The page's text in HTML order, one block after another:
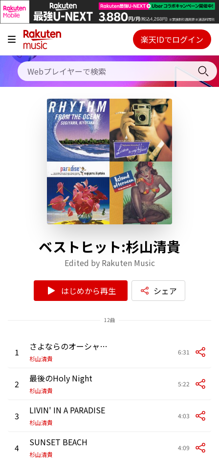
キャンペーン
料金プラン
使い方
初回30日間無料お試し
Webプレイヤー
ご契約内容の確認・変更
楽天IDでログイン
ベストヒット:杉山清貴
Edited by Rakuten Music
はじめから再生 シェア
12曲
1 さよならのオーシャン<オーシャン'95>
杉山清貴
6:31
2 最後のHoly Night
杉山清貴
5:22
3 LIVIN' IN A PARADISE
杉山清貴
4:03
4 SUNSET BEACH
杉山清貴
4:09